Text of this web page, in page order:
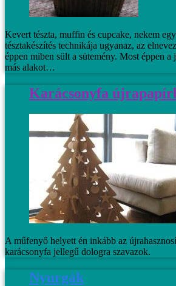
Kevert tészta, muffin és cupcake, nekem
tésztakészítés technikája ugyanaz, az
éppen miben sült a sütemény. Most éppen
más alakot…
Karácsonyfa
A műfenyő helyett én inkább az
karácsonyfa jellegű dologra szavazok.
Nyurgák